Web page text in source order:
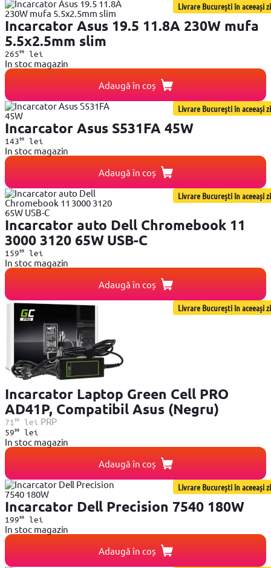
Livrare București în aceeași zi
Incarcator Asus 19.5 11.8A 230W mufa
5.5x2.5mm slim
26599lei
In stoc magazin
Adaugă în coș
Livrare București în aceeași zi
Incarcator Asus S531FA 45W
14399lei
In stoc magazin
Adaugă în coș
Livrare București în aceeași zi
Incarcator auto Dell Chromebook 11
3000 3120 65W USB-C
15999lei
In stoc magazin
Adaugă în coș
Livrare București în aceeași zi
Incarcator Laptop Green Cell PRO
AD41P, Compatibil Asus (Negru)
71 99lei PRP
5999lei
In stoc magazin
Adaugă în coș
Livrare București în aceeași zi
Incarcator Dell Precision 7540 180W
19999lei
In stoc magazin
Adaugă în coș